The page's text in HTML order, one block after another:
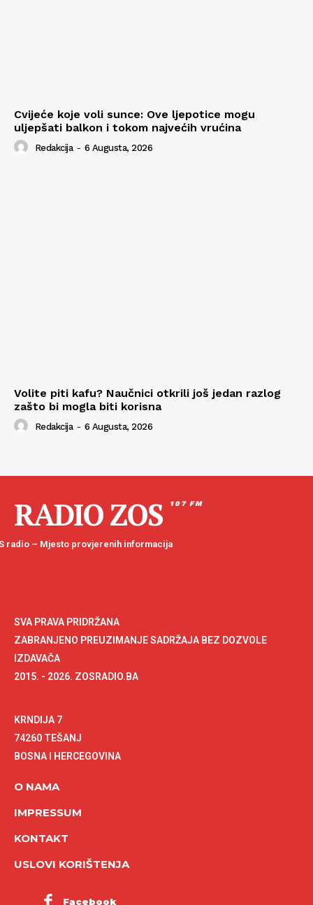
Cvijeće koje voli sunce: Ove ljepotice mogu
uljepšati balkon i tokom najvećih vrućina
Redakcija - 6 Augusta, 2026
Volite piti kafu? Naučnici otkrili još jedan razlog
zašto bi mogla biti korisna
Redakcija - 6 Augusta, 2026
RADIO ZOS 107 FM
radio – Mjesto provjerenih informacija
SVA PRAVA PRIDRŽANA
ZABRANJENO PREUZIMANJE SADRŽAJA BEZ DOZVOLE
IZDAVAČA
2015. - 2026. ZOSRADIO.BA
KRNDIJA 7
74260 TEŠANJ
BOSNA I HERCEGOVINA
O NAMA
IMPRESSUM
KONTAKT
USLOVI KORIŠTENJA
Facebook